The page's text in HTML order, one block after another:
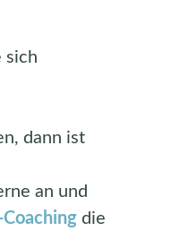
sich
dann ist
an und
die